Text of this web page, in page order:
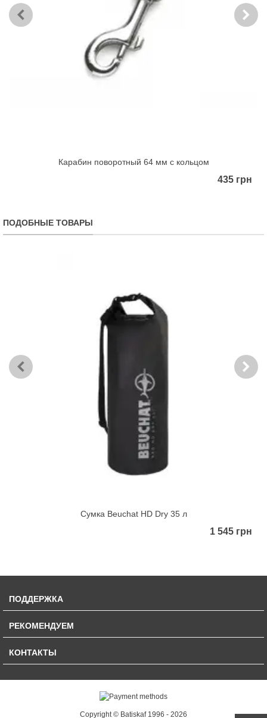
Карабин поворотный 64 мм с кольцом
435 грн
ПОДОБНЫЕ ТОВАРЫ
Сумка Beuchat HD Dry 35 л
1 545 грн
ПОДДЕРЖКА
РЕКОМЕНДУЕМ
КОНТАКТЫ
Copyright © Batiskaf 1996 - 2026